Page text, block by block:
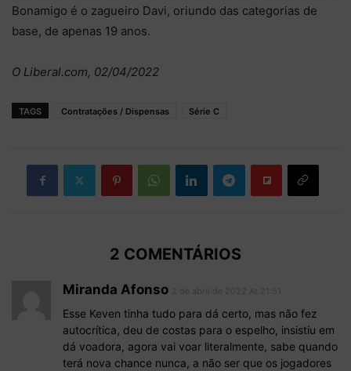
Bonamigo é o zagueiro Davi, oriundo das categorias de
base, de apenas 19 anos.
O Liberal.com, 02/04/2022
TAGS Contratações / Dispensas Série C
2 COMENTÁRIOS
Miranda Afonso
Esse Keven tinha tudo para dá certo, mas não fez
autocrítica, deu de costas para o espelho, insistiu em
dá voadora, agora vai voar literalmente, sabe quando
terá nova chance nunca, a não ser que os jogadores